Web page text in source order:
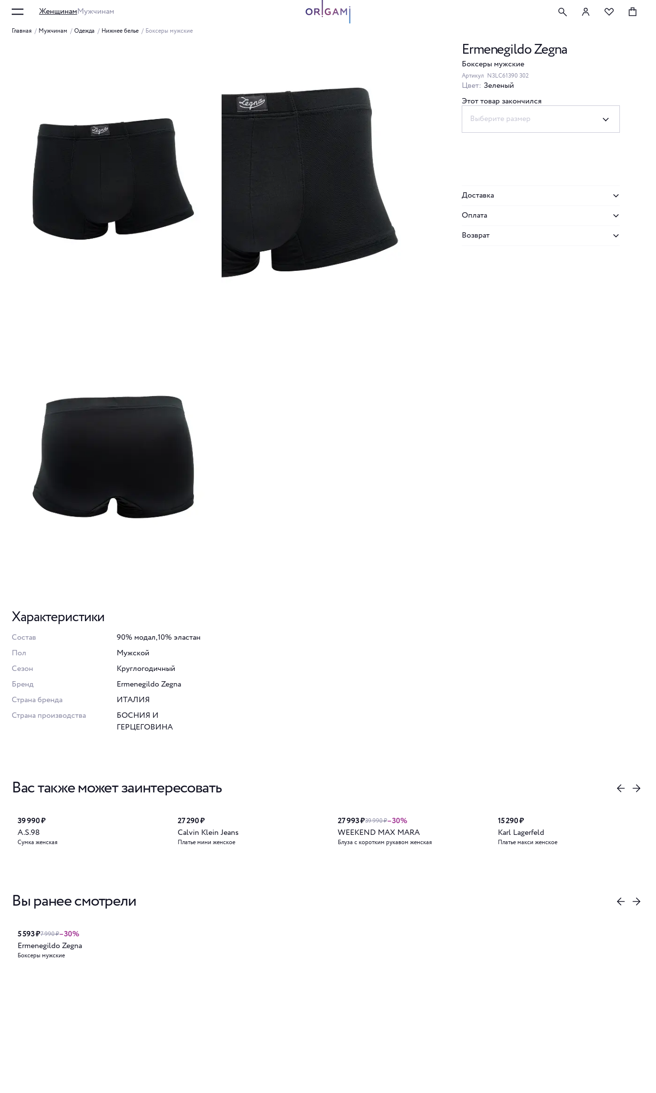
ЖенщинамМужчинам
Главная / Мужчинам / Одежда / Нижнее белье / Боксеры мужские
Ermenegildo Zegna
Боксеры мужские
Артикул N3LC61390 302
Цвет: Зеленый
Этот товар закончился
Выберите размер
Доставка
Оплата
Возврат
Характеристики
Состав
90% модал,10% эластан
Пол
Мужской
Сезон
Круглогодичный
Бренд
Ermenegildo Zegna
Страна бренда
ИТАЛИЯ
Страна производства
БОСНИЯ И
ГЕРЦЕГОВИНА
Вас также может заинтересовать
39 990 ₽
A.S.98
Сумка женская
27 290 ₽
Calvin Klein Jeans
Платье мини женское
27 993 ₽39 990 ₽–30%
WEEKEND MAX MARA
Блуза с коротким рукавом женская
15 290 ₽
Karl Lagerfeld
Платье макси женское
Вы ранее смотрели
5 593 ₽7 990 ₽–30%
Ermenegildo Zegna
Боксеры мужские